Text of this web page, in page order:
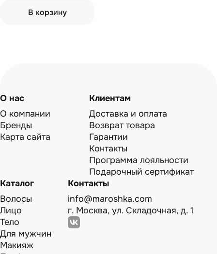
В корзину
О нас
О компании
Бренды
Карта сайта
Клиентам
Доставка и оплата
Возврат товара
Гарантии
Контакты
Программа лояльности
Подарочный сертификат
Каталог
Волосы
Лицо
Тело
Для мужчин
Макияж
Контакты
info@maroshka.com
г. Москва, ул. Складочная, д. 1